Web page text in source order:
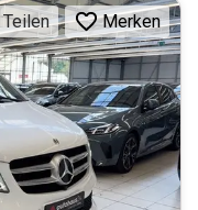
Teilen Merken